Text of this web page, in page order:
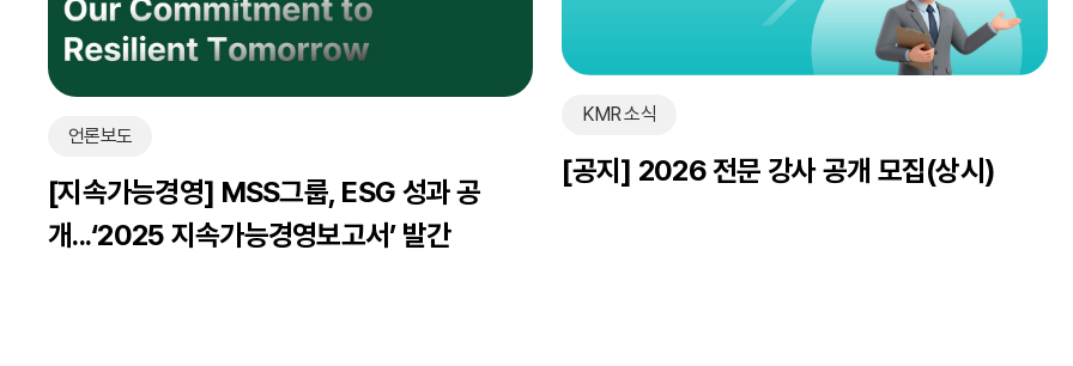
언론보도
[지속가능경영] MSS그룹, ESG 성과 공
개...‘2025 지속가능경영보고서’ 발간
KMR 소식
[공지] 2026 전문 강사 공개 모집(상시)